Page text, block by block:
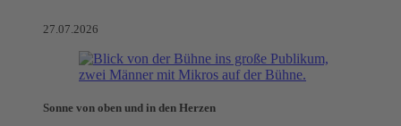
27.07.2026
Sonne von oben und in den Herzen